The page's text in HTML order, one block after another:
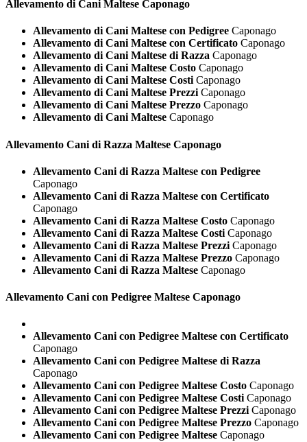
Allevamento di Cani Maltese Caponago
Allevamento di Cani Maltese con Pedigree Caponago
Allevamento di Cani Maltese con Certificato Caponago
Allevamento di Cani Maltese di Razza Caponago
Allevamento di Cani Maltese Costo Caponago
Allevamento di Cani Maltese Costi Caponago
Allevamento di Cani Maltese Prezzi Caponago
Allevamento di Cani Maltese Prezzo Caponago
Allevamento di Cani Maltese Caponago
Allevamento Cani di Razza Maltese Caponago
Allevamento Cani di Razza Maltese con Pedigree
Caponago
Allevamento Cani di Razza Maltese con Certificato
Caponago
Allevamento Cani di Razza Maltese Costo Caponago
Allevamento Cani di Razza Maltese Costi Caponago
Allevamento Cani di Razza Maltese Prezzi Caponago
Allevamento Cani di Razza Maltese Prezzo Caponago
Allevamento Cani di Razza Maltese Caponago
Allevamento Cani con Pedigree Maltese Caponago
Allevamento Cani con Pedigree Maltese con Certificato
Caponago
Allevamento Cani con Pedigree Maltese di Razza
Caponago
Allevamento Cani con Pedigree Maltese Costo Caponago
Allevamento Cani con Pedigree Maltese Costi Caponago
Allevamento Cani con Pedigree Maltese Prezzi Caponago
Allevamento Cani con Pedigree Maltese Prezzo Caponago
Allevamento Cani con Pedigree Maltese Caponago